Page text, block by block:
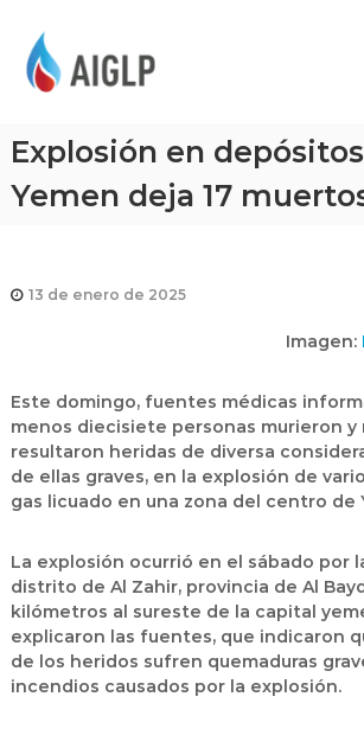
P
Explosión en
Yemen deja 17
13 de enero de 2025
Imagen:
Este domingo, fuentes médicas
menos diecisiete personas murieron y
resultaron heridas de diversa
de ellas graves, en la explosión de
gas licuado en una zona del centro de
La explosión ocurrió en el sábado por
distrito de Al Zahir, provincia de Al
kilómetros al sureste de la capital
explicaron las fuentes, que indicaron
de los heridos sufren quemaduras
incendios causados por la explosión.